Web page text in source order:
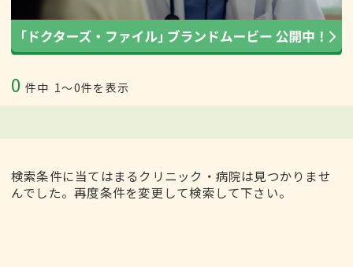
0 件中 1〜0件を表示
検索条件に当てはまるクリニック・病院は見つかりませ
んでした。再度条件を変更して検索して下さい。